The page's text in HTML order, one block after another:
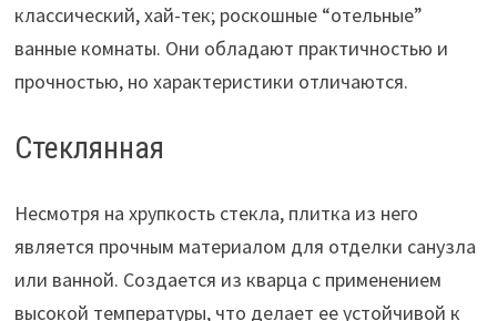
классический, хай-тек; роскошные “отельные”
ванные комнаты. Они обладают практичностью и
прочностью, но характеристики отличаются.
Стеклянная
Несмотря на хрупкость стекла, плитка из него
является прочным материалом для отделки санузла
или ванной. Создается из кварца с применением
высокой температуры, что делает ее устойчивой к